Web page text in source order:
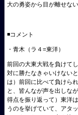
大の勇姿から目が離せない
◾️コメント
・青木（ラ４=東洋）
前回の大東大戦を負けて
対に勝たなきゃいけない
は）前回に比べて負けら
と、皆んなが声を出しな
得点を振り返って）東洋
うのを挙げていて、アタ